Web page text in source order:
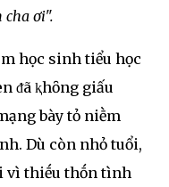
cha ơi".
học sinh tiểu học
ᵭã ⱪhȏng giấu
bày tỏ niḕm
Dù còn nhỏ tuổi,
vì thiḗu thṓn tình